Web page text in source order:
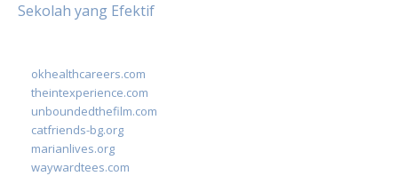
Sekolah yang Efektif
okhealthcareers.com
theintexperience.com
unboundedthefilm.com
catfriends-bg.org
marianlives.org
waywardtees.com